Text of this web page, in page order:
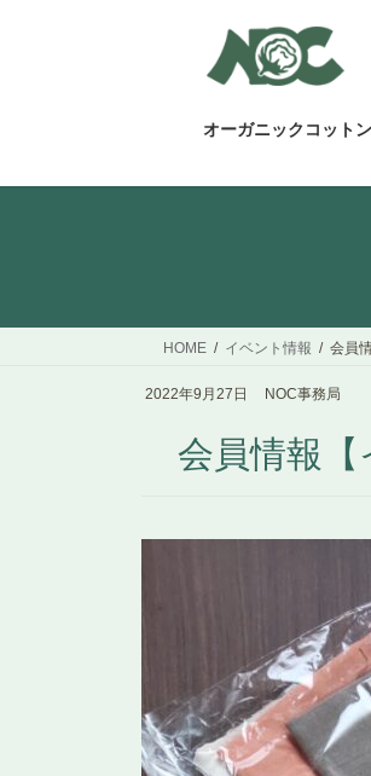
ス
ン
オーガニックコット
HOME イベント情報 会員
2022年9月27日 NOC事務局
会員情報